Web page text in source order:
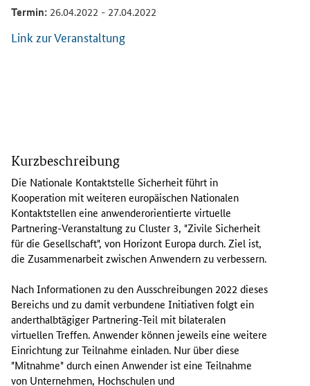
Termin: 26.04.2022 - 27.04.2022
Link zur Veranstaltung
e
N
K
S
S
i
c
e
r
h
e
i
t
f
Kurzbeschreibung
Die Nationale Kontaktstelle Sicherheit führt in
Kooperation mit weiteren europäischen Nationalen
Kontaktstellen eine anwenderorientierte virtuelle
Partnering-Veranstaltung zu Cluster 3, "Zivile Sicherheit
für die Gesellschaft", von Horizont Europa durch. Ziel ist,
die Zusammenarbeit zwischen Anwendern zu verbessern.
Nach Informationen zu den Ausschreibungen 2022 dieses
Bereichs und zu damit verbundene Initiativen folgt ein
anderthalbtägiger Partnering-Teil mit bilateralen
virtuellen Treffen. Anwender können jeweils eine weitere
Einrichtung zur Teilnahme einladen. Nur über diese
"Mitnahme" durch einen Anwender ist eine Teilnahme
von Unternehmen, Hochschulen und